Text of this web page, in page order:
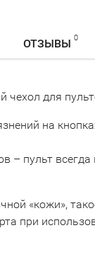
ОТЗЫВЫ 0
чехол для
на
– пульт
«кожи»,
при